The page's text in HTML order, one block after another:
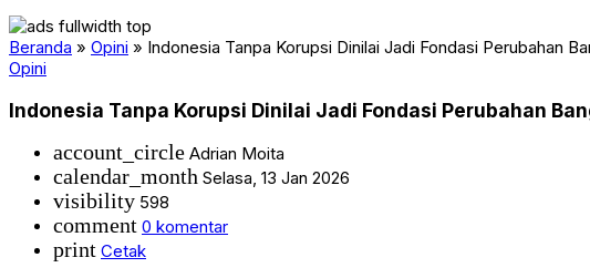
Beranda » Opini » Indonesia Tanpa Korupsi Dinilai Jadi Fondasi Perubahan
Opini
Indonesia Tanpa Korupsi Dinilai Jadi Fondasi Perubahan
account_circle Adrian Moita
calendar_month Selasa, 13 Jan 2026
visibility 598
comment 0 komentar
print Cetak